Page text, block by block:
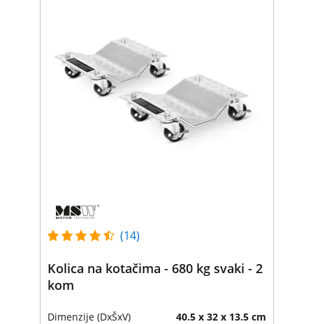
(14)
Kolica na kotačima - 680 kg svaki - 2
kom
Dimenzije (DxŠxV) 40.5 x 32 x 13.5 cm